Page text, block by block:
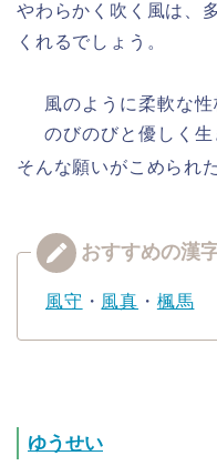
やわらかく吹く風は、
くれるでしょう。
風のように柔軟な
のびのびと優しく
そんな願いがこめられ
風守 ・ 風真 ・ 楓馬
ゆうせい